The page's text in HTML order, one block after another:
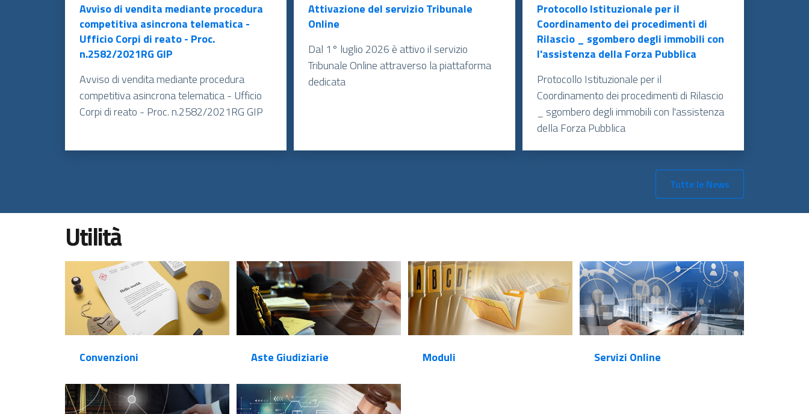
Avviso di vendita mediante procedura
competitiva asincrona telematica -
Ufficio Corpi di reato - Proc.
n.2582/2021RG GIP
Avviso di vendita mediante procedura
competitiva asincrona telematica - Ufficio
Corpi di reato - Proc. n.2582/2021RG GIP
Attivazione del servizio Tribunale
Online
Dal 1° luglio 2026 è attivo il servizio
Tribunale Online attraverso la piattaforma
dedicata
Protocollo Istituzionale per il
Coordinamento dei procedimenti di
Rilascio _ sgombero degli immobili con
l'assistenza della Forza Pubblica
Protocollo Istituzionale per il
Coordinamento dei procedimenti di Rilascio
_ sgombero degli immobili con l'assistenza
della Forza Pubblica
Tutte le News
Utilità
Convenzioni Aste Giudiziarie Moduli Servizi Online